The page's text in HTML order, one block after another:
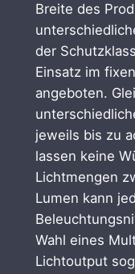
Breite des
der
Einsatz im
angeboten.
jeweils bis zu
lassen keine
Lichtmengen
Lumen kann
Wahl eines
Lichtoutput